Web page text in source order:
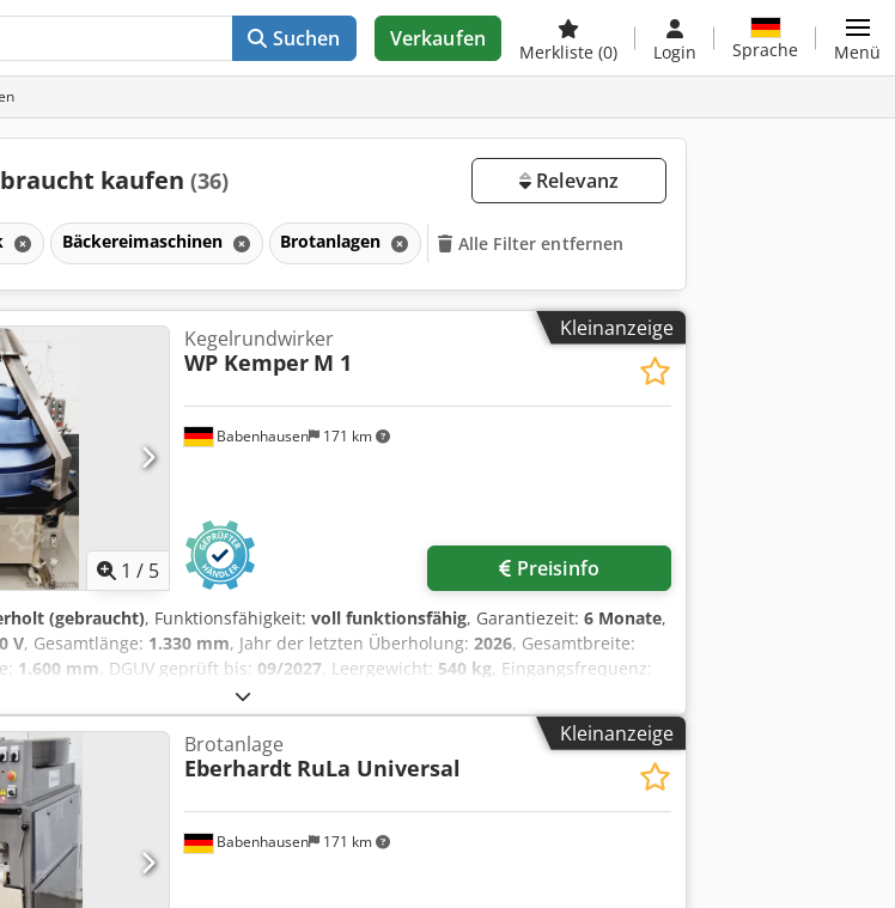
Suchen Verkaufen
Merkliste (0) Login Sprache Menü
kaufen (36) Relevanz
Bäckereimaschinen Brotanlagen Alle Filter entfernen
Kleinanzeige
1 / 5
Babenhausen 171 km
Kegelrundwirker
WP Kemper M 1
Preisinfo
(gebraucht), Funktionsfähigkeit: voll funktionsfähig, Garantiezeit: 6 Monate,
V, Gesamtlänge: 1.330 mm, Jahr der letzten Überholung: 2026, Gesamtbreite:
1.600 mm, DGUV geprüft bis: 09/2027, Leergewicht: 540 kg, Eingangsfrequenz:
, TOP Kegelrundwirker WP Kemper Edelstahlausführung mit
und Wirkrinnen mit Teflon-Beschichtung neu Maschine fahrbar Anschluß 400V,
überholt mit Gewährleistung + Ersatzteil Service Option:
Service Paket Einweisung & Inbetriebnahme Dsdpfx Anowmwlks Nswa
am Lager!
Kleinanzeige
Babenhausen 171 km
Brotanlage
Eberhardt RuLa Universal